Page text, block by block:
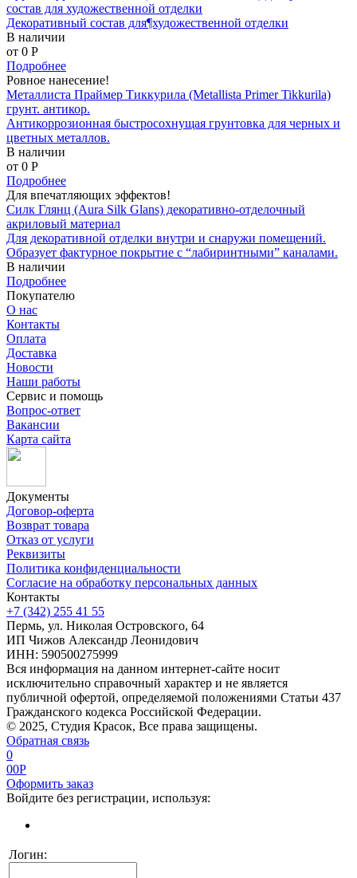
состав для художественной отделки
Декоративный состав для¶художественной отделки
В наличии
от 0 P
Подробнее
Ровное нанесение!
Металлиста Праймер Тиккурила (Metallista Primer Tikkurila)
грунт. антикор.
Антикоррозионная быстросохнущая грунтовка для черных и
цветных металлов.
В наличии
от 0 P
Подробнее
Для впечатляющих эффектов!
Силк Глянц (Aura Silk Glans) декоративно-отделочный
акриловый материал
Для декоративной отделки внутри и снаружи помещений.
Образует фактурное покрытие с “лабиринтными” каналами.
В наличии
Подробнее
Покупателю
О нас
Контакты
Оплата
Доставка
Новости
Наши работы
Сервис и помощь
Вопрос-ответ
Вакансии
Карта сайта
Документы
Договор-оферта
Возврат товара
Отказ от услуги
Реквизиты
Политика конфиденциальности
Согласие на обработку персональных данных
Контакты
+7 (342) 255 41 55
Пермь, ул. Николая Островского, 64
ИП Чижов Александр Леонидович
ИНН: 590500275999
Вся информация на данном интернет-сайте носит
исключительно справочный характер и не является
публичной офертой, определяемой положениями Статьи 437
Гражданского кодекса Российской Федерации.
© 2025, Студия Красок, Все права защищены.
Обратная связь
0
00P
Оформить заказ
Войдите без регистрации, используя:
Логин: